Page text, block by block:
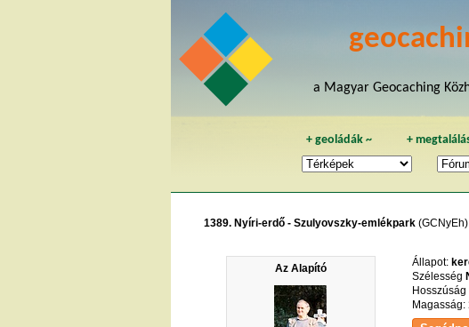
a Magyar Geocaching
+geoládák ~ +
1389. Nyíri-erdő - Szulyovszky-emlékpark (GCNyEh)
Az Alapító Állapot:
Szélesség
Hosszúság
Magasság: